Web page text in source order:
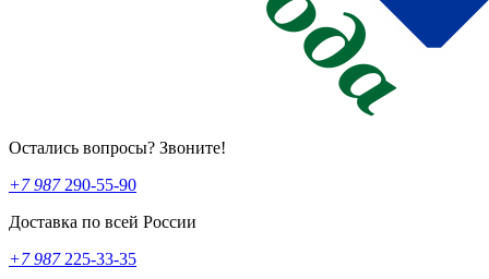
Остались вопросы? Звоните!
+7 987290-55-90
Доставка по всей России
+7 987225-33-35